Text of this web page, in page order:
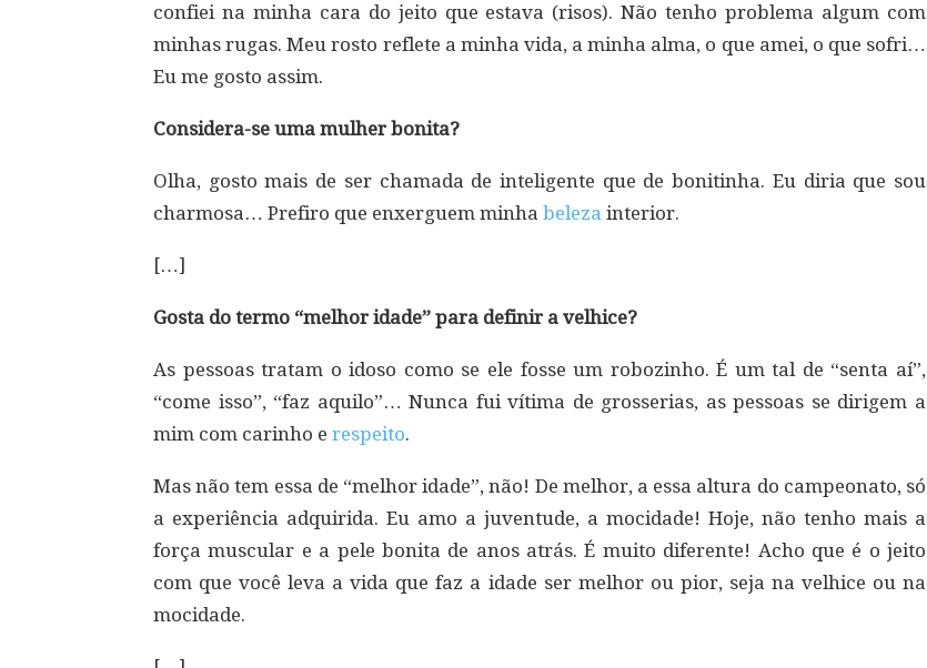
confiei na minha cara do jeito que estava (risos). Não tenho problema algum com
minhas rugas. Meu rosto reflete a minha vida, a minha alma, o que amei, o que sofri…
Eu me gosto assim.
Considera-se uma mulher bonita?
Olha, gosto mais de ser chamada de inteligente que de bonitinha. Eu diria que sou
charmosa… Prefiro que enxerguem minha beleza interior.
[…]
Gosta do termo “melhor idade” para definir a velhice?
As pessoas tratam o idoso como se ele fosse um robozinho. É um tal de “senta aí”,
“come isso”, “faz aquilo”… Nunca fui vítima de grosserias, as pessoas se dirigem a
mim com carinho e respeito.
Mas não tem essa de “melhor idade”, não! De melhor, a essa altura do campeonato, só
a experiência adquirida. Eu amo a juventude, a mocidade! Hoje, não tenho mais a
força muscular e a pele bonita de anos atrás. É muito diferente! Acho que é o jeito
com que você leva a vida que faz a idade ser melhor ou pior, seja na velhice ou na
mocidade.